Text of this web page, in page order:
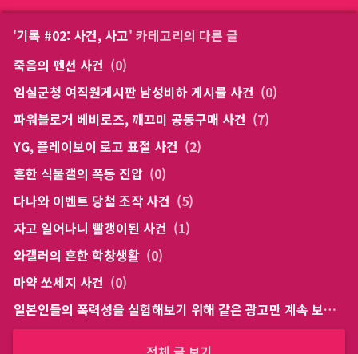
'기록 #02: 사건, 사고' 카테고리의 다른 글
죽음의 펜션 사건 (0)
임실군청 여직원게시판 남성비하 게시물 사건 (0)
파워블로거 베비로즈, 깨끄미 공동구매 사건 (7)
YG, 플레이보이 로고 표절 사건 (2)
흔한 식물갤의 폭동 진압 (0)
다나와 이벤트 당첨 조작 사건 (5)
자고 일어나니 빨갱이된 사건 (1)
와갤러의 흔한 학창생활 (0)
마약 쏘세지 사건 (0)
일본인들의 폭력성을 실험해보기 위해 같은 광고만 계속 보여줘 보겠습니다